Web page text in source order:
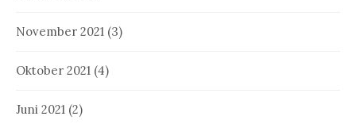
November 2021 (3)
Oktober 2021 (4)
Juni 2021 (2)